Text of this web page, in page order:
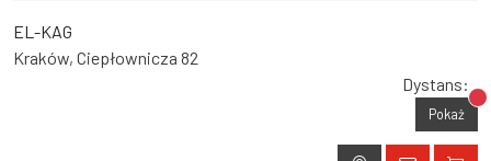
EL-KAG
Kraków, Ciepłownicza 82
Dystans:
Pokaż